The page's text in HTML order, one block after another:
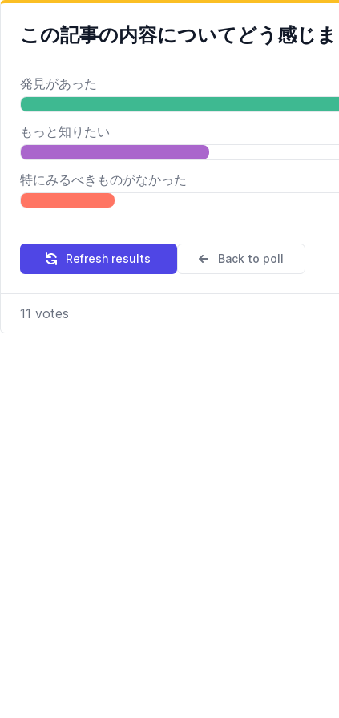
この記事の内容についてどう感じ
発見があった
もっと知りたい
特にみるべきものがなかった
Refresh results Back to poll
11 votes